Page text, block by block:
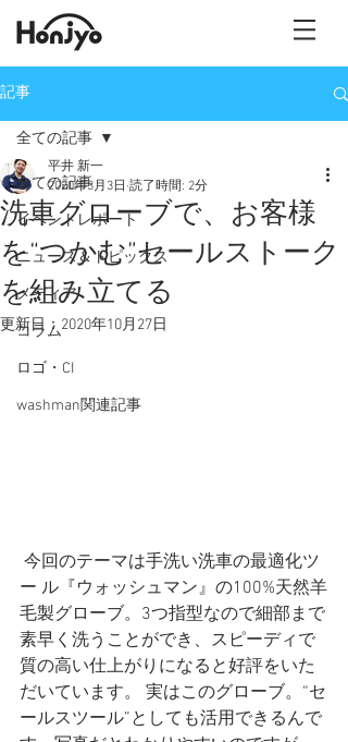
記事
全ての記事
イベントレポート
ニュース＆トピックス
メディア
コラム
ロゴ・CI
washman関連記事
全ての記事
洗車グローブで、お客様
を“つかむ”セールストーク
を組み立てる
平井 新一
2020年3月3日 読了時間: 2分
更新日： 2020年10月27日
ー ル『ウォッシュマン』の100%天然羊
毛製グローブ。3つ指型なので細部まで
素早く洗うことができ、スピーディで
質の高い仕上がりになると好評をいた
だいています。 実はこのグローブ。“セ
ールスツール”としても活用できるんで